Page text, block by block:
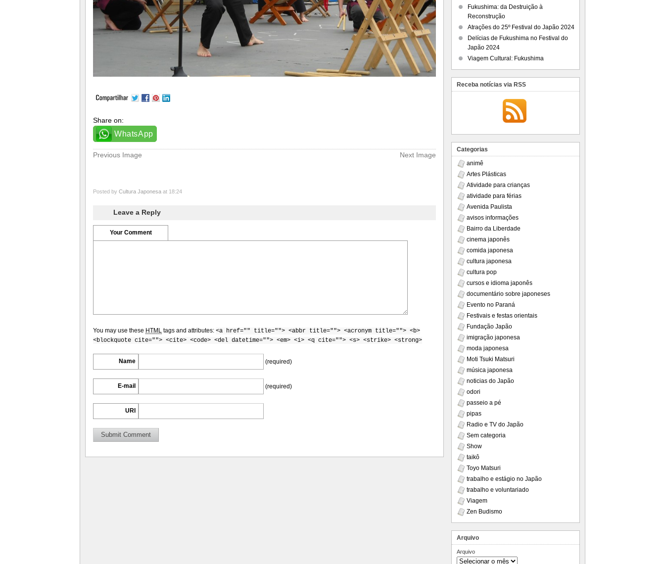
Share on:
WhatsApp
Previous Image Next Image
Posted by Cultura Japonesa at 18:24
Leave a Reply
Your Comment
You may use these HTML tags and attributes: <a href="" title=""> <abbr title=""> <acronym title=""> <b>
<blockquote cite=""> <cite> <code> <del datetime=""> <em> <i> <q cite=""> <s> <strike> <strong>
Name (required)
E-mail (required)
URI
Fukushima: da Destruição à
Reconstrução
Atrações do 25º Festival do Japão 2024
Delícias de Fukushima no Festival do
Japão 2024
Viagem Cultural: Fukushima
Receba notícias via RSS
Categorias
animê
Artes Plásticas
Atividade para crianças
atividade para férias
Avenida Paulista
avisos informações
Bairro da Liberdade
cinema japonês
comida japonesa
cultura japonesa
cultura pop
cursos e idioma japonês
documentário sobre japoneses
Evento no Paraná
Festivais e festas orientais
Fundação Japão
imigração japonesa
moda japonesa
Moti Tsuki Matsuri
música japonesa
noticias do Japão
odori
passeio a pé
pipas
Radio e TV do Japão
Sem categoria
Show
taikô
Toyo Matsuri
trabalho e estágio no Japão
trabalho e voluntariado
Viagem
Zen Budismo
Arquivo
Arquivo